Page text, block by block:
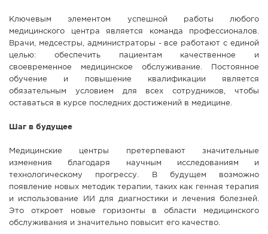
Ключевым элементом успешной работы любого
медицинского центра является команда профессионалов.
Врачи, медсестры, администраторы - все работают с единой
целью: обеспечить пациентам качественное и
своевременное медицинское обслуживание. Постоянное
обучение и повышение квалификации является
обязательным условием для всех сотрудников, чтобы
оставаться в курсе последних достижений в медицине.
Шаг в будущее
Медицинские центры претерпевают значительные
изменения благодаря научным исследованиям и
технологическому прогрессу. В будущем возможно
появление новых методик терапии, таких как генная терапия
и использование ИИ для диагностики и лечения болезней.
Это откроет новые горизонты в области медицинского
обслуживания и значительно повысит его качество.